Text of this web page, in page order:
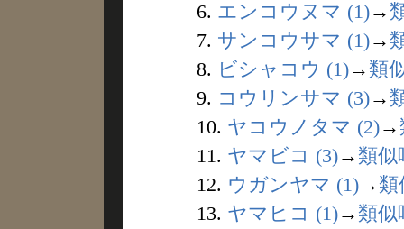
6. エンコウヌマ (1)→
7. サンコウサマ (1)→
8. ビシャコウ (1)→ 類
9. コウリンサマ (3)→
10. ヤコウノタマ (2)→
11. ヤマビコ (3)→ 類似
12. ウガンヤマ (1)→ 類
13. ヤマヒコ (1)→ 類似